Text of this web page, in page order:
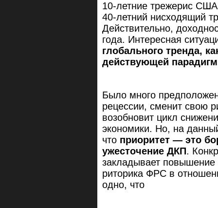
10-летние трежерис США
40-летний нисходящий
Действительно,
года. Интересная
глобального тренда,
действующей
Было много
рецессии, сменит свою
возобновит цикл
экономики. Но, на
что приоритет — это
ужесточение ДКП.
закладывает повышение
риторика ФРС в
одно, что